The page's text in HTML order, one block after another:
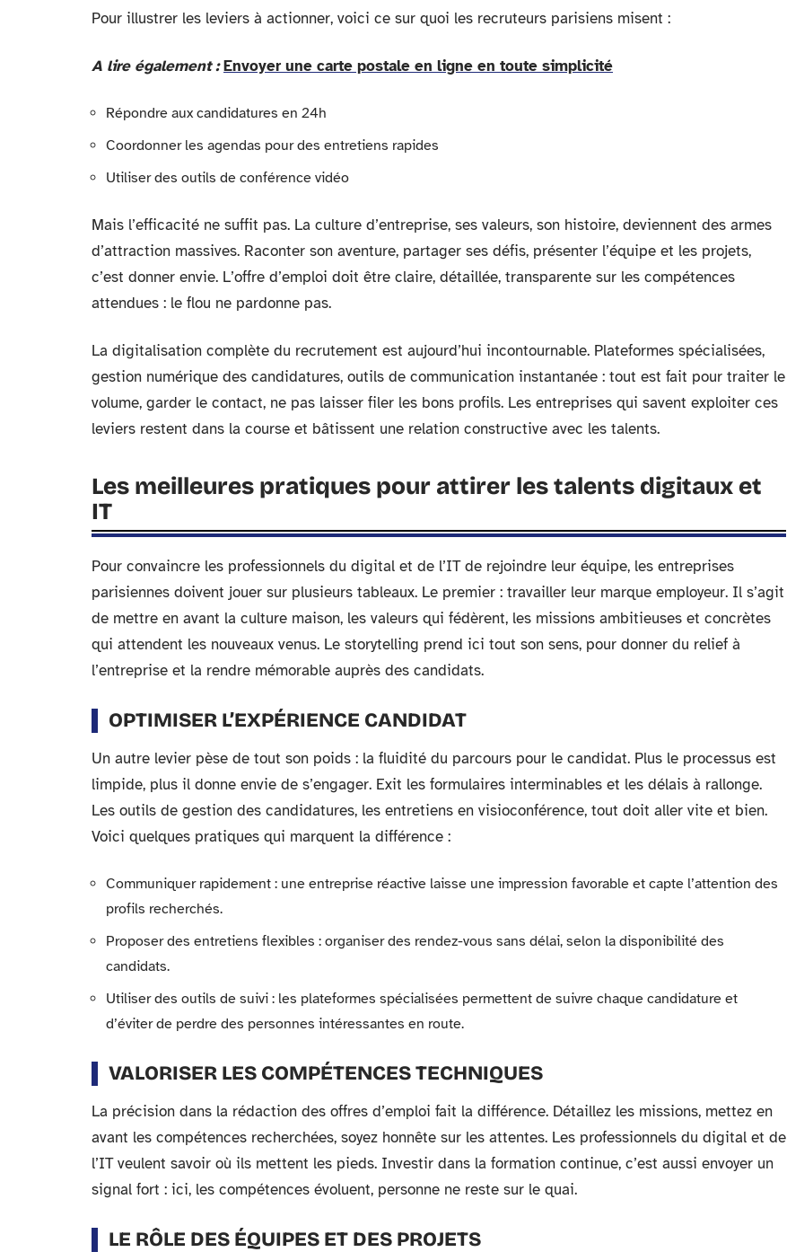
Pour illustrer les leviers à actionner, voici ce sur quoi les recruteurs parisiens misent :
A lire également : Envoyer une carte postale en ligne en toute simplicité
Répondre aux candidatures en 24h
Coordonner les agendas pour des entretiens rapides
Utiliser des outils de conférence vidéo
Mais l’efficacité ne suffit pas. La culture d’entreprise, ses valeurs, son histoire, deviennent des armes
d’attraction massives. Raconter son aventure, partager ses défis, présenter l’équipe et les projets,
c’est donner envie. L’offre d’emploi doit être claire, détaillée, transparente sur les compétences
attendues : le flou ne pardonne pas.
La digitalisation complète du recrutement est aujourd’hui incontournable. Plateformes spécialisées,
gestion numérique des candidatures, outils de communication instantanée : tout est fait pour traiter le
volume, garder le contact, ne pas laisser filer les bons profils. Les entreprises qui savent exploiter ces
leviers restent dans la course et bâtissent une relation constructive avec les talents.
Les meilleures pratiques pour attirer les talents digitaux et
IT
Pour convaincre les professionnels du digital et de l’IT de rejoindre leur équipe, les entreprises
parisiennes doivent jouer sur plusieurs tableaux. Le premier : travailler leur marque employeur. Il s’agit
de mettre en avant la culture maison, les valeurs qui fédèrent, les missions ambitieuses et concrètes
qui attendent les nouveaux venus. Le storytelling prend ici tout son sens, pour donner du relief à
l’entreprise et la rendre mémorable auprès des candidats.
OPTIMISER L’EXPÉRIENCE CANDIDAT
Un autre levier pèse de tout son poids : la fluidité du parcours pour le candidat. Plus le processus est
limpide, plus il donne envie de s’engager. Exit les formulaires interminables et les délais à rallonge.
Les outils de gestion des candidatures, les entretiens en visioconférence, tout doit aller vite et bien.
Voici quelques pratiques qui marquent la différence :
Communiquer rapidement : une entreprise réactive laisse une impression favorable et capte l’attention des
profils recherchés.
Proposer des entretiens flexibles : organiser des rendez-vous sans délai, selon la disponibilité des
candidats.
Utiliser des outils de suivi : les plateformes spécialisées permettent de suivre chaque candidature et
d’éviter de perdre des personnes intéressantes en route.
VALORISER LES COMPÉTENCES TECHNIQUES
La précision dans la rédaction des offres d’emploi fait la différence. Détaillez les missions, mettez en
avant les compétences recherchées, soyez honnête sur les attentes. Les professionnels du digital et de
l’IT veulent savoir où ils mettent les pieds. Investir dans la formation continue, c’est aussi envoyer un
signal fort : ici, les compétences évoluent, personne ne reste sur le quai.
LE RÔLE DES ÉQUIPES ET DES PROJETS